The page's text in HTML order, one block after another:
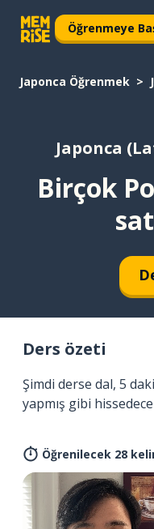
Öğrenmeye
Japonca Öğrenmek
Japonca
Birçok
Ders özeti
Şimdi derse dal, 5
yapmış gibi
Öğrenilecek 28